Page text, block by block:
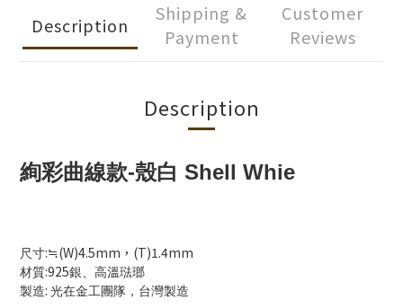
Description
Shipping &
Payment
Customer
Reviews
Description
絢彩曲線款-殼白 Shell Whie
尺寸:≒(W)4.5mm，(T)1.4mm
材質:925銀、高溫琺瑯
製造: 光在金工團隊，台灣製造